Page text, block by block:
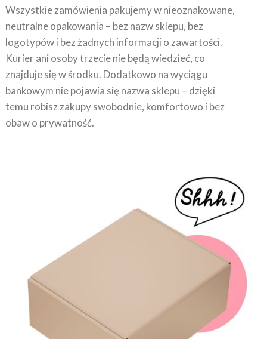
Wszystkie zamówienia pakujemy w nieoznakowane,
neutralne opakowania – bez nazw sklepu, bez
logotypów i bez żadnych informacji o zawartości.
Kurier ani osoby trzecie nie będą wiedzieć, co
znajduje się w środku. Dodatkowo na wyciągu
bankowym nie pojawia się nazwa sklepu – dzięki
temu robisz zakupy swobodnie, komfortowo i bez
obaw o prywatność.